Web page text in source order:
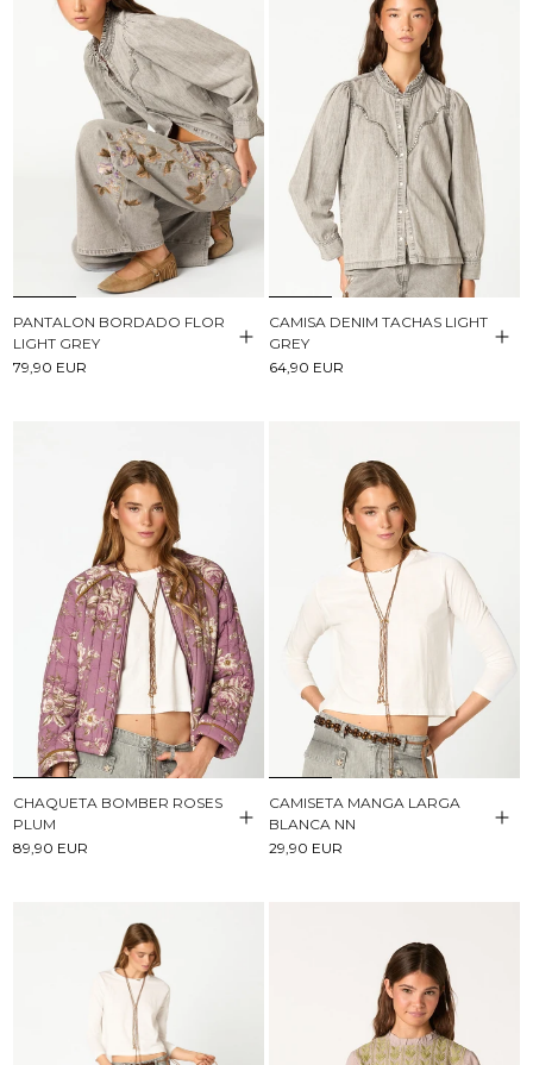
PANTALON BORDADO FLOR
LIGHT GREY
79,90 EUR
CAMISA DENIM TACHAS LIGHT
GREY
64,90 EUR
CHAQUETA BOMBER ROSES
PLUM
89,90 EUR
CAMISETA MANGA LARGA
BLANCA NN
29,90 EUR